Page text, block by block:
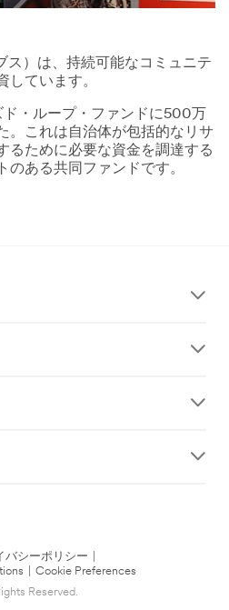
ス）は、持続可能なコミュニテ
しています。
・ループ・ファンドに500万
。これは自治体が包括的なリサ
るために必要な資金を調達する
のある共同ファンドです。
バシーポリシー
Cookie Preferences
Reserved.